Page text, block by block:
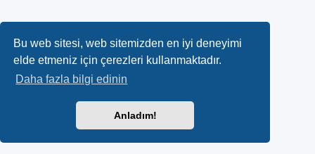
Bu web sitesi, web sitemizden en iyi deneyimi
elde etmeniz için çerezleri kullanmaktadır.
Daha fazla bilgi edinin
Anladım!